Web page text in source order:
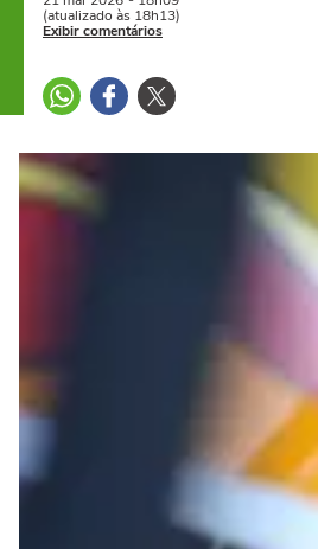
(atualizado às 18h13)
Exibir comentários